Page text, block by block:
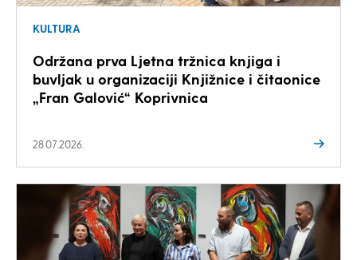
KULTURA
Održana prva Ljetna tržnica knjiga i
buvljak u organizaciji Knjižnice i čitaonice
„Fran Galović“ Koprivnica
28.07.2026.